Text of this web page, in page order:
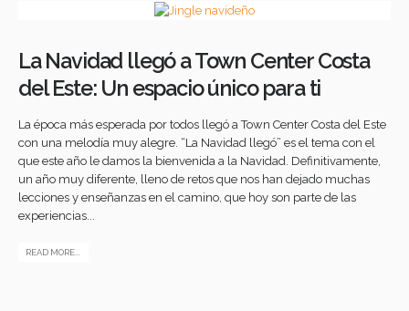
La Navidad llegó a Town Center Costa
del Este: Un espacio único para ti
La época más esperada por todos llegó a Town Center Costa del Este
con una melodía muy alegre. “La Navidad llegó” es el tema con el
que este año le damos la bienvenida a la Navidad. Definitivamente,
un año muy diferente, lleno de retos que nos han dejado muchas
lecciones y enseñanzas en el camino, que hoy son parte de las
experiencias...
READ MORE...